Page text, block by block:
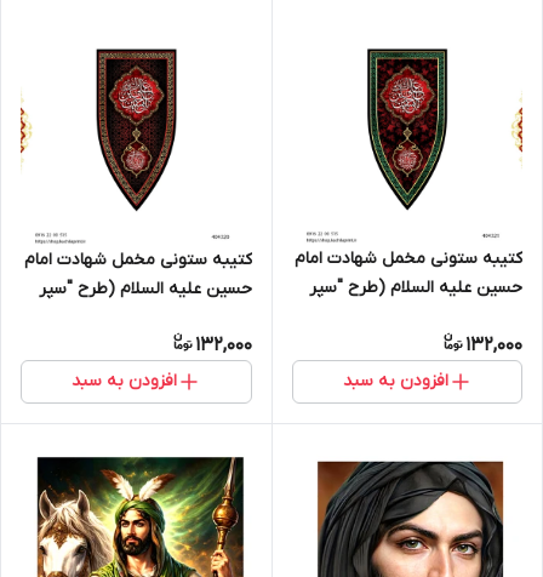
کتیبه ستونی مخمل شهادت امام
حسین علیه السلام (طرح "سپر
132,000
افزودن به سبد
کتیبه ستونی مخمل شهادت امام
حسین علیه السلام (طرح "سپر
132,000
افزودن به سبد